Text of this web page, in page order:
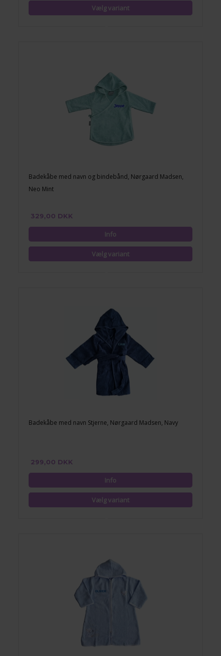
Badekåbe med navn og bindebånd, Nørgaard Madsen,
Neo Mint
329,00 DKK
Badekåbe med navn Stjerne, Nørgaard Madsen, Navy
299,00 DKK